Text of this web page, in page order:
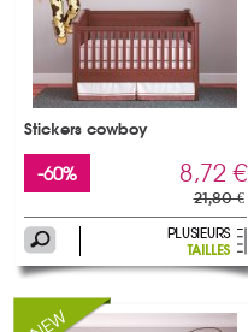
Stickers cowboy
-60% 8,72 €
21,80 €